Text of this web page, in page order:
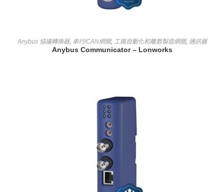
查看內容
Anybus 協議轉換器, 串行/CAN網關, 工廠自動化和離散製造網關, 通訊器
Anybus Communicator – Lonworks